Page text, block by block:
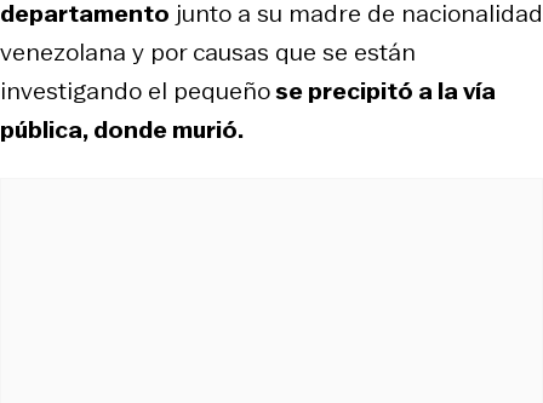
departamento junto a su madre de nacionalidad
venezolana y por causas que se están
investigando el pequeñose precipitó a la vía
pública, donde murió.